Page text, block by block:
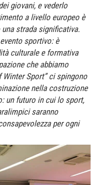
giovani, e vederlo
a livello europeo è
strada significativa.
sportivo: è
culturale e formativa
che abbiamo
Winter Sport” ci spingono
nella costruzione
un futuro in cui lo sport,
saranno
per ogni